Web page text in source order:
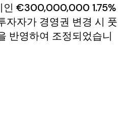
인 €300,000,000 1.75%
자자가 경영권 변경 시 풋
반영하여 조정되었습니